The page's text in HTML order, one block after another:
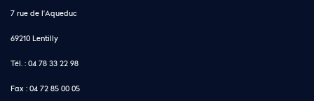
7 rue de l'Aqueduc
69210 Lentilly
Tél. : 04 78 33 22 98
Fax : 04 72 85 00 05